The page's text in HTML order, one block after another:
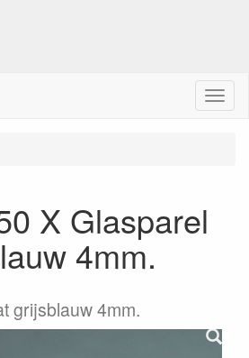
M
e
X Glasparel
4mm.
grijsblauw 4mm.